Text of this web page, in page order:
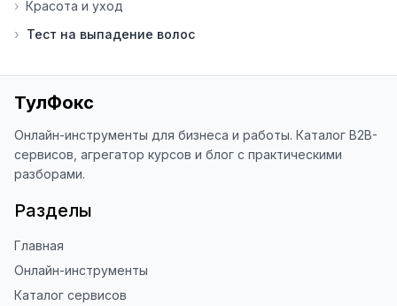
⭐ Если вам нравится ToolFox — буду
благодарен за отзыв о сайте в
наши инструменты!
Благодарю за доверие и
использование ToolFox! 🚀
› Красота и уход
› Тест на выпадение волос
ТулФокс
Онлайн-инструменты для бизнеса и работы. Каталог B2B-
сервисов, агрегатор курсов и блог с практическими
разборами.
Разделы
Главная
Онлайн-инструменты
Каталог сервисов